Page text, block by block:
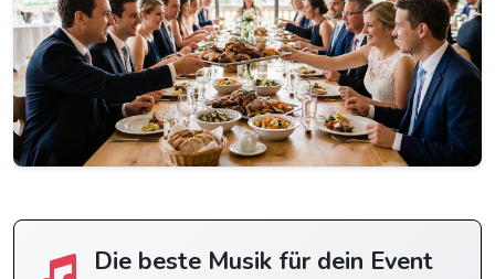
Die beste Musik für dein Event